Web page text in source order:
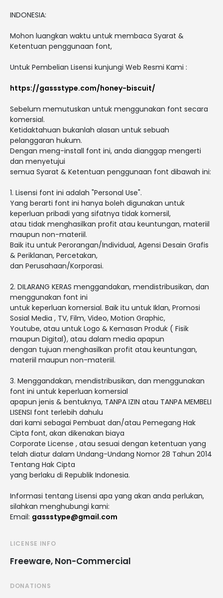
INDONESIA:
Mohon luangkan waktu untuk membaca Syarat &
Ketentuan penggunaan font,
Untuk Pembelian Lisensi kunjungi Web Resmi Kami :
https://gassstype.com/honey-biscuit/
Sebelum memutuskan untuk menggunakan font secara
komersial.
Ketidaktahuan bukanlah alasan untuk sebuah
pelanggaran hukum.
Dengan meng-install font ini, anda dianggap mengerti
dan menyetujui
semua Syarat & Ketentuan penggunaan font dibawah ini:
1. Lisensi font ini adalah "Personal Use".
Yang berarti font ini hanya boleh digunakan untuk
keperluan pribadi yang sifatnya tidak komersil,
atau tidak menghasilkan profit atau keuntungan, materiil
maupun non-materiil.
Baik itu untuk Perorangan/Individual, Agensi Desain Grafis
& Periklanan, Percetakan,
dan Perusahaan/Korporasi.
2. DILARANG KERAS menggandakan, mendistribusikan, dan
menggunakan font ini
untuk keperluan komersial. Baik itu untuk Iklan, Promosi
Sosial Media , TV, Film, Video, Motion Graphic,
Youtube, atau untuk Logo & Kemasan Produk ( Fisik
maupun Digital), atau dalam media apapun
dengan tujuan menghasilkan profit atau keuntungan,
materiil maupun non-materiil.
3. Menggandakan, mendistribusikan, dan menggunakan
font ini untuk keperluan komersial
apapun jenis & bentuknya, TANPA IZIN atau TANPA MEMBELI
LISENSI font terlebih dahulu
dari kami sebagai Pembuat dan/atau Pemegang Hak
Cipta font, akan dikenakan biaya
Corporate License , atau sesuai dengan ketentuan yang
telah diatur dalam Undang-Undang Nomor 28 Tahun 2014
Tentang Hak Cipta
yang berlaku di Republik Indonesia.
Informasi tentang Lisensi apa yang akan anda perlukan,
silahkan menghubungi kami:
Email: gassstype@gmail.com
LICENSE INFO
Freeware, Non-Commercial
DONATIONS